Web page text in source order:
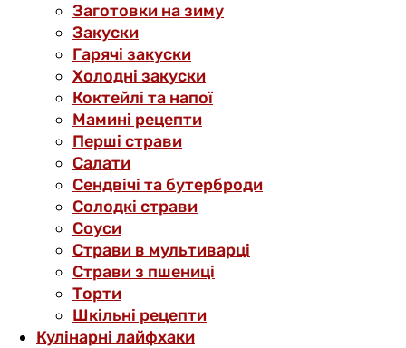
Заготовки на зиму
Закуски
Гарячі закуски
Холодні закуски
Коктейлі та напої
Мамині рецепти
Перші страви
Салати
Сендвічі та бутерброди
Солодкі страви
Соуси
Страви в мультиварці
Страви з пшениці
Торти
Шкільні рецепти
Кулінарні лайфхаки